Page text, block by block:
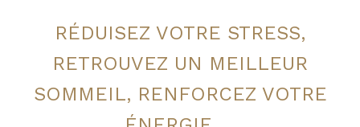
RÉDUISEZ VOTRE STRESS,
RETROUVEZ UN MEILLEUR
SOMMEIL, RENFORCEZ VOTRE